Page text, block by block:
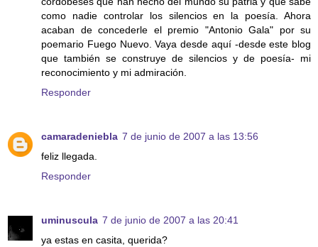
como nadie controlar los silencios en la poesía. Ahora
acaban de concederle el premio "Antonio Gala" por su
poemario Fuego Nuevo. Vaya desde aquí -desde este blog
que también se construye de silencios y de poesía- mi
reconocimiento y mi admiración.
Responder
camaradeniebla 7 de junio de 2007 a las 13:56
feliz llegada.
Responder
uminuscula 7 de junio de 2007 a las 20:41
ya estas en casita, querida?